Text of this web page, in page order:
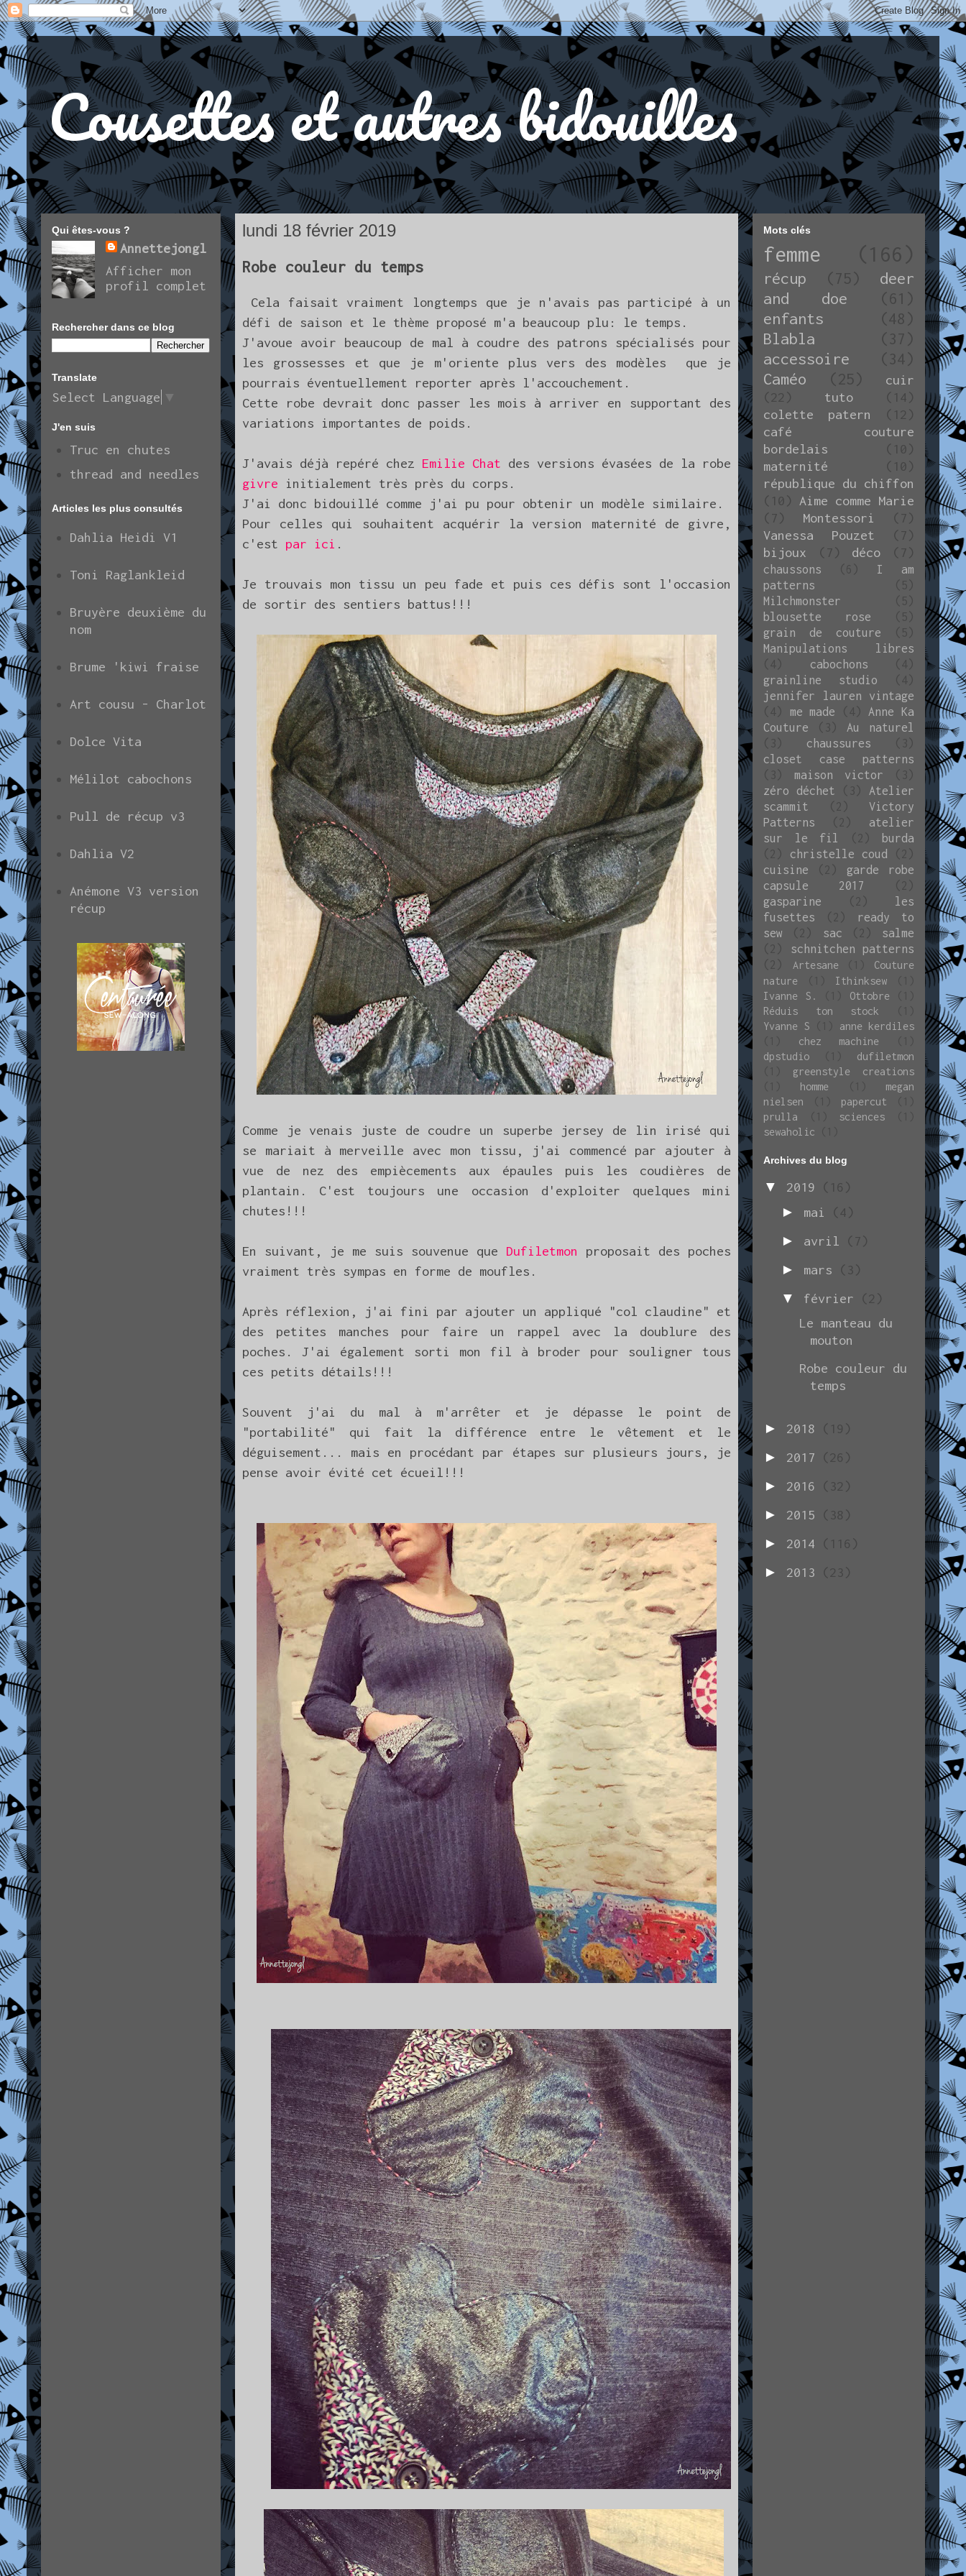
Cousettes et autres bidouilles
lundi 18 février 2019
Robe couleur du temps
Cela faisait vraiment longtemps que je n'avais pas participé à un
défi de saison et le thème proposé m'a beaucoup plu: le temps.
J'avoue avoir beaucoup de mal à coudre des patrons spécialisés pour
les grossesses et que je m'oriente plus vers des modèles que je
pourrais éventuellement reporter après l'accouchement.
Cette robe devrait donc passer les mois à arriver en supportant des
variations importantes de poids.
J'avais déjà repéré chez Emilie Chat des versions évasées de la robe
givre initialement très près du corps.
J'ai donc bidouillé comme j'ai pu pour obtenir un modèle similaire.
Pour celles qui souhaitent acquérir la version maternité de givre,
c'est par ici .
Je trouvais mon tissu un peu fade et puis ces défis sont l'occasion
de sortir des sentiers battus!!!
Comme je venais juste de coudre un superbe jersey de lin irisé qui
se mariait à merveille avec mon tissu, j'ai commencé par ajouter à
vue de nez des empiècements aux épaules puis les coudières de
plantain. C'est toujours une occasion d'exploiter quelques mini
chutes!!!
En suivant, je me suis souvenue que Dufiletmon proposait des poches
vraiment très sympas en forme de moufles.
Après réflexion, j'ai fini par ajouter un appliqué "col claudine" et
des petites manches pour faire un rappel avec la doublure des
poches. J'ai également sorti mon fil à broder pour souligner tous
ces petits détails!!!
Souvent j'ai du mal à m'arrêter et je dépasse le point de
"portabilité" qui fait la différence entre le vêtement et le
déguisement... mais en procédant par étapes sur plusieurs jours, je
pense avoir évité cet écueil!!!
Qui êtes-vous ?
Annettejongl
Afficher mon
profil complet
Rechercher dans ce blog
Translate
Select Language ▼
J'en suis
Truc en chutes
thread and needles
Articles les plus consultés
Dahlia Heidi V1
Toni Raglankleid
Bruyère deuxième du
nom
Brume 'kiwi fraise
Art cousu - Charlot
Dolce Vita
Mélilot cabochons
Pull de récup v3
Dahlia V2
Anémone V3 version
récup
Mots clés
femme (166)
récup (75)
deer
and doe
(61)
enfants
(48)
Blabla
(37)
accessoire
(34)
Caméo
(25)
cuir
(22)
tuto
(14)
colette patern
(12)
café couture
bordelais
(10)
maternité
(10)
république du chiffon
(10)
Aime comme Marie
(7)
Montessori
(7)
Vanessa Pouzet
(7)
bijoux
(7) déco (7)
chaussons
I am
patterns
Milchmonster
blousette rose
grain de couture
Manipulations libres
cabochons
grainline studio
jennifer lauren vintage
me made
Anne Ka
Couture
Au naturel
chaussures
closet case patterns
maison victor
zéro déchet
Atelier
scammit
Victory
Patterns
atelier
sur le fil
burda
christelle coud
cuisine
garde robe
capsule 2017
gasparine
les
fusettes
ready to
sew
sac
salme
schnitchen patterns
Artesane
Couture
nature
Ithinksew
Ivanne S.
Ottobre
Réduis ton stock
Yvanne S
anne kerdiles
chez machine
dpstudio
dufiletmon
greenstyle creations
homme
megan
nielsen
papercut
prulla
sciences
sewaholic
Archives du blog
▼ 2019 (16)
► mai (4)
► avril (7)
► mars (3)
▼ février (2)
Le manteau du
mouton
Robe couleur du
temps
► 2018 (19)
► 2017 (26)
► 2016 (32)
► 2015 (38)
► 2014 (116)
► 2013 (23)